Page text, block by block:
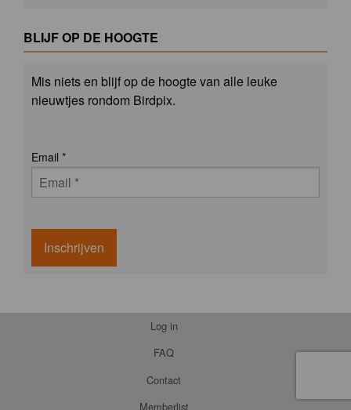
BLIJF OP DE HOOGTE
Mis niets en blijf op de hoogte van alle leuke
nieuwtjes rondom Birdpix.
Email *
Inschrijven
Log in
FAQ
Contact
Memberlist